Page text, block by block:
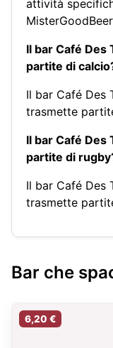
attività
Il bar Café Des
partite di
Il bar Café Des
trasmette
Il bar Café Des
partite di
Il bar Café Des
trasmette
Bar che
6,20 €